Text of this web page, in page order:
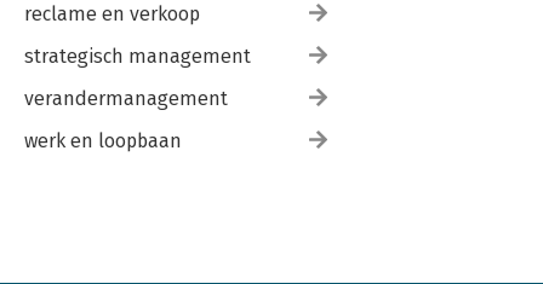
reclame en verkoop
strategisch management
verandermanagement
werk en loopbaan